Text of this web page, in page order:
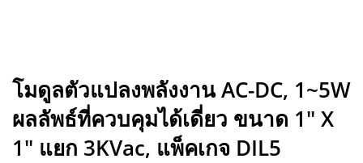
โมดูลตัวแปลงพลังงาน AC-DC, 1~5W
ผลลัพธ์ที่ควบคุมได้เดี่ยว ขนาด 1" X
1" แยก 3KVac, แพ็คเกจ DIL5